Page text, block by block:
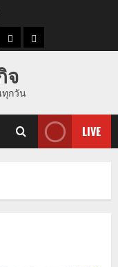
ที่
ผู้ชาย
จ
กวัน
LIVE